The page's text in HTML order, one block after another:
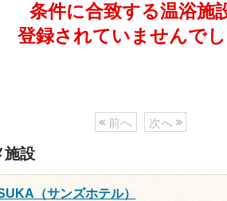
条件に合致する温浴施
登録されていませんでし
前へ 次へ
施設
（サンズホテル）